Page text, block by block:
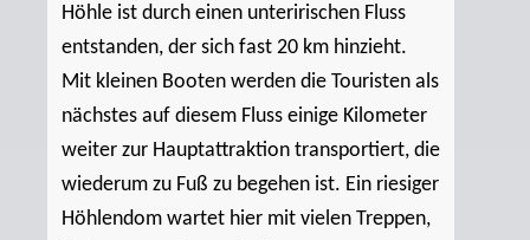
Höhle ist durch einen unteririschen Fluss
entstanden, der sich fast 20 km hinzieht.
Mit kleinen Booten werden die Touristen als
nächstes auf diesem Fluss einige Kilometer
weiter zur Hauptattraktion transportiert, die
wiederum zu Fuß zu begehen ist. Ein riesiger
Höhlendom wartet hier mit vielen Treppen,